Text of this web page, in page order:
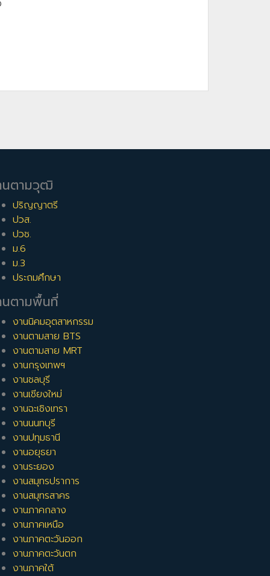
นตามวุฒิ
ปริญญาตรี
ปวส.
ปวช.
ม.6
ม.3
ประถมศึกษา
นตามพื้นที่
งานนิคมอุตสาหกรรม
งานตามสาย BTS
งานตามสาย MRT
งานกรุงเทพฯ
งานชลบุรี
งานเชียงใหม่
งานฉะเชิงเทรา
งานนนทบุรี
งานปทุมธานี
งานอยุธยา
งานระยอง
งานสมุทรปราการ
งานสมุทรสาคร
งานภาคกลาง
งานภาคเหนือ
งานภาคตะวันออก
งานภาคตะวันตก
งานภาคใต้